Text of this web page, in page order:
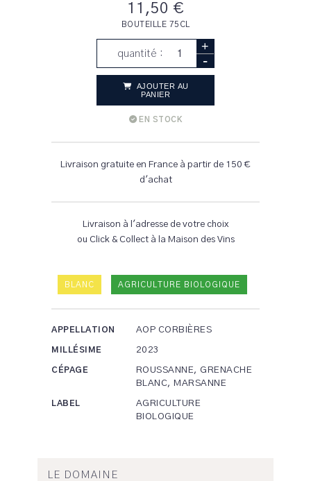
11,50 €
BOUTEILLE 75CL
quantité : +
-
AJOUTER AU
PANIER
EN STOCK
Livraison gratuite en France à partir de 150 €
d'achat
Livraison à l'adresse de votre choix
ou Click & Collect à la Maison des Vins
BLANC AGRICULTURE BIOLOGIQUE
APPELLATION AOP CORBIÈRES
MILLÉSIME 2023
CÉPAGE
ROUSSANNE, GRENACHE
BLANC, MARSANNE
LABEL
AGRICULTURE
BIOLOGIQUE
LE DOMAINE